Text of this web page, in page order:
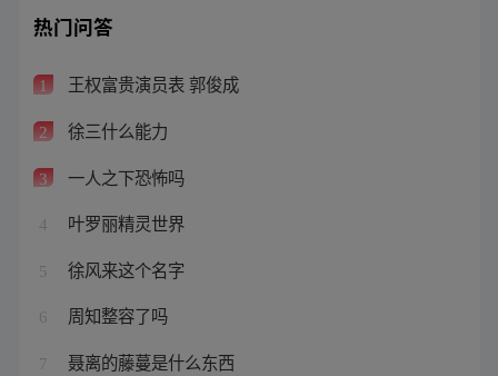
热门问答
1 王权富贵演员表 郭俊成
2 徐三什么能力
3 一人之下恐怖吗
4 叶罗丽精灵世界
5 徐风来这个名字
6 周知整容了吗
7 聂离的藤蔓是什么东西